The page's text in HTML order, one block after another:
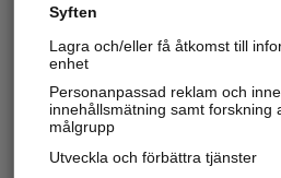
Syften
Lagra och/eller få åtkomst till
enhet
Personanpassad reklam och
innehållsmätning samt forskning
målgrupp
Utveckla och förbättra tjänster